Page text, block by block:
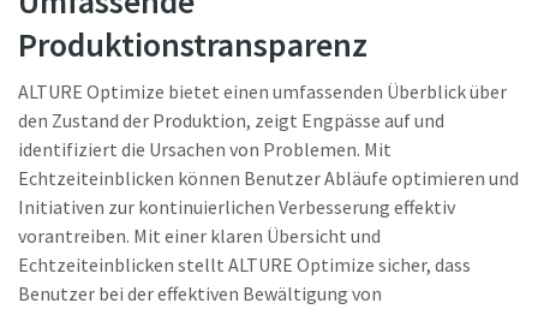
Produktionstransparenz
ALTURE Optimize bietet einen umfassenden Überblick über
den Zustand der Produktion, zeigt Engpässe auf und
identifiziert die Ursachen von Problemen. Mit
Echtzeiteinblicken können Benutzer Abläufe optimieren und
Initiativen zur kontinuierlichen Verbesserung effektiv
vorantreiben. Mit einer klaren Übersicht und
Echtzeiteinblicken stellt ALTURE Optimize sicher, dass
Benutzer bei der effektiven Bewältigung von